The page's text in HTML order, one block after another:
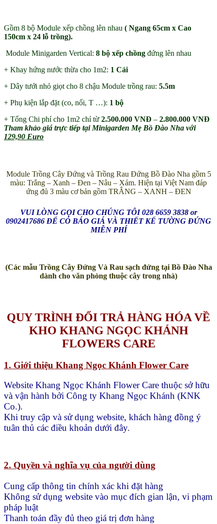
Gồm 8 bộ Module xếp chồng lên nhau ( Ngang 65cm x Cao
150cm x 24 lỗ trồng).
Module Minigarden Vertical: 8 bộ xếp chồng đứng lên nhau
+ Khay hứng nước thừa cho 1m2: 1 Cái
+ Dây tưới nhỏ giọt cho 8 chậu Module trồng rau: 5.5m
+ Phụ kiện lắp đặt (co, nối, T …): 1 bộ
+ Tổng Chi phí cho 1m2 chỉ từ 2.500.000 VNĐ – 2.800.000 VNĐ
Tham khảo giá trực tiếp tại Minigarden Mẹ Bồ Đào Nha với
129,90 Euro
Module Trồng Cây Đứng và Trồng Rau Đứng Bồ Đào Nha gồm 5
màu: Trắng – Xanh – Đen – Nâu – Xám. Hiện tại Việt Nam đáp
ứng đủ 3 màu cơ bản gồm TRẮNG – XANH – ĐEN
VUI LÒNG GỌI CHO CHÚNG TÔI 028 6659 3838 or
0902417686 ĐỂ CÓ BÁO GIÁ VÀ THIẾT KẾ TƯỜNG ĐỨNG
MIỄN PHÍ
(Các mẫu Trồng Cây Đứng Và Rau sạch đứng tại Bồ Đào Nha
dành cho văn phòng thuộc cây trong nhà)
QUY TRÌNH ĐỔI TRẢ HÀNG HÓA VỀ
KHO KHANG NGỌC KHÁNH
FLOWERS CARE
1. Giới thiệu Khang Ngọc Khánh Flower Care
Website Khang Ngọc Khánh Flower Care thuộc sở hữu
và vận hành bởi Công ty Khang Ngọc Khánh (KNK
Co.).
Khi truy cập và sử dụng website, khách hàng đồng ý
tuân thủ các điều khoản dưới đây.
2. Quyền và nghĩa vụ của người dùng
Cung cấp thông tin chính xác khi đặt hàng
Không sử dụng website vào mục đích gian lận, vi phạm
pháp luật
Thanh toán đầy đủ theo giá trị đơn hàng